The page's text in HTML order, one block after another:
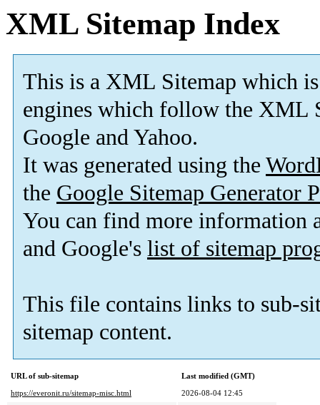
XML Sitemap Index
This is a XML Sitemap which is
engines which follow the XML
Google and Yahoo.
It was generated using the
the Google Sitemap Generator
You can find more information
and Google's list of sitemap
This file contains links to sub-
sitemap content.
URL of sub-sitemap
Last modified (GMT)
https://everonit.ru/sitemap-misc.html
2026-08-04 12:45